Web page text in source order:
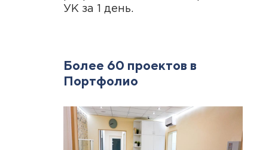
УК за 1 день.
Более 60 проектов в
Портфолио